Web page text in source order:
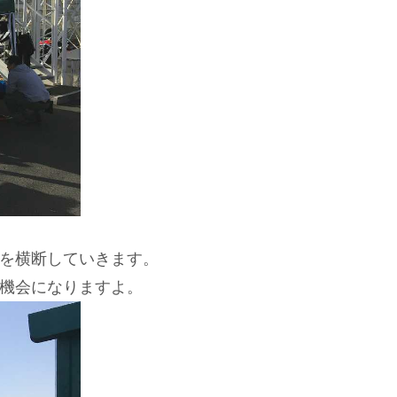
横断していきます。
会になりますよ。